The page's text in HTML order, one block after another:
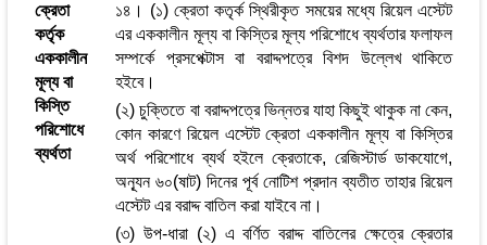
ক্রেতা
কর্তৃক
এককালীন
মূল্য বা
কিস্তি
পরিশোধে
ব্যর্থতা
১৪। (১) ক্রেতা কতৃর্ক স্থিরীকৃত সময়ের মধ্যে রিয়েল এস্টেট
এর এককালীন মূল্য বা কিস্তির মূল্য পরিশোধে ব্যর্থতার ফলাফল
সম্পর্কে প্রসপেক্টাস বা বরাদ্দপত্রে বিশদ উল্লেখ থাকিতে
হইবে।
(২) চুক্তিতে বা বরাদ্দপত্রে ভিন্নতর যাহা কিছুই থাকুক না কেন,
কোন কারণে রিয়েল এস্টেট ক্রেতা এককালীন মূল্য বা কিস্তির
অর্থ পরিশোধে ব্যর্থ হইলে ক্রেতাকে, রেজিস্টার্ড ডাকযোগে,
অন্যূন ৬০(ষাট) দিনের পূর্ব নোটিশ প্রদান ব্যতীত তাহার রিয়েল
এস্টেট এর বরাদ্দ বাতিল করা যাইবে না।
(৩) উপ-ধারা (২) এ বর্ণিত বরাদ্দ বাতিলের ক্ষেত্রে ক্রেতার